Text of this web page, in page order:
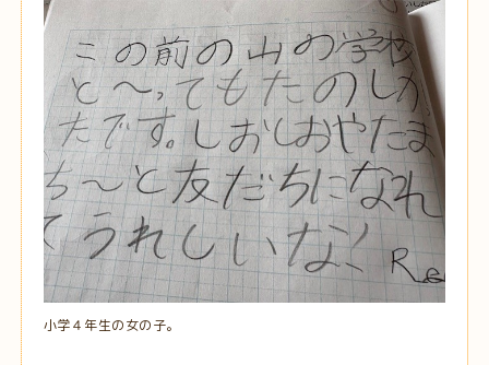
小学４年生の女の子。